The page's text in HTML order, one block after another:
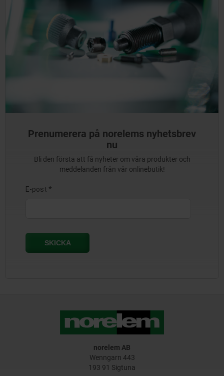
Prenumerera på norelems nyhetsbrev
nu
Bli den första att få nyheter om våra produkter och
meddelanden från vår onlinebutik!
norelem AB
Wenngarn 443
193 91 Sigtuna